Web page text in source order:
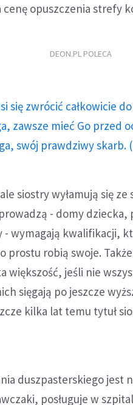
opuszczenia strefy
DEON.PL POLECA
się zwrócić całkowicie
zawsze mieć Go przed
swój prawdziwy skarb.
siostry wyłamują się
- domy dziecka,
- wymagają kwalifikacji,
prostu robią swoje.
większość, jeśli nie
sięgają po jeszcze
kilka lat temu tytuł
duszpasterskiego jest
posługuje w